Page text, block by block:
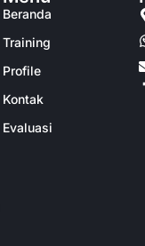
Beranda
Training
Profile
Kontak
Evaluasi